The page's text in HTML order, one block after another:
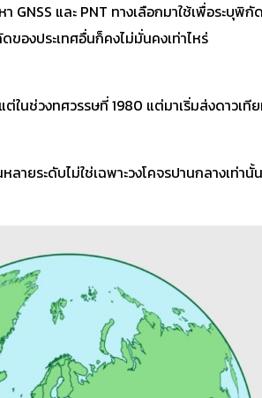
GNSS และ PNT ทางเลือกมาใช้เพื่อระบุพิกั
ของประเทศอื่นก็คงไม่มั่นคงเท่าไหร่
ในช่วงทศวรรษที่ 1980 แต่มาเริ่มส่งดาวเที
ายระดับไม่ใช่เฉพาะวงโคจรปานกลางเท่านั้น